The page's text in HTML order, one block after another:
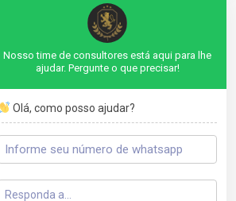
neste navegador para a próxima vez
Nosso time de consultores está aqui para lhe
ajudar. Pergunte o que precisar!
Olá, como posso ajudar?